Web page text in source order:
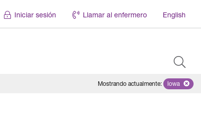
Iniciar sesión Llamar al enfermero English
Mostrando actualmente: Remove
Iowa